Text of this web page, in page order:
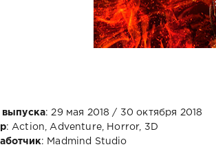
выпуска: 29 мая 2018 / 30 октября 2018
: Action, Adventure, Horror, 3D
: Madmind Studio